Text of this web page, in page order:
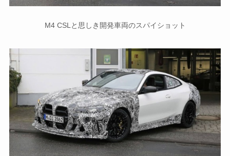
M4 CSLと思しき開発車両のスパイショット